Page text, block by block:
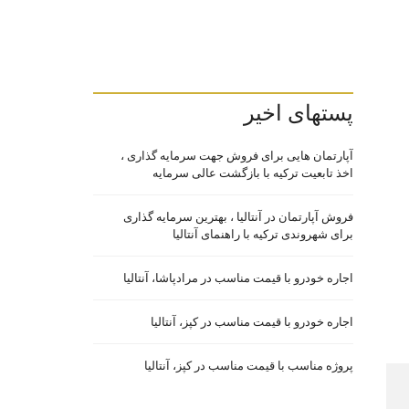
پستهای اخیر
آپارتمان هایی برای فروش جهت سرمایه گذاری ،
اخذ تابعیت ترکیه با بازگشت عالی سرمایه
فروش آپارتمان در آنتالیا ، بهترین سرمایه گذاری
برای شهروندی ترکیه با راهنمای آنتالیا
اجاره خودرو با قیمت مناسب در مرادپاشا، آنتالیا
اجاره خودرو با قیمت مناسب در کپز، آنتالیا
پروژه مناسب با قیمت مناسب در کپز، آنتالیا